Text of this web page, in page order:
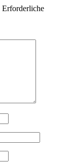
Erforderliche